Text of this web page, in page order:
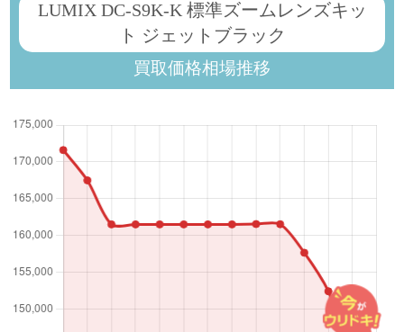
LUMIX DC-S9K-K 標準ズームレンズキッ
ト ジェットブラック
買取価格相場推移